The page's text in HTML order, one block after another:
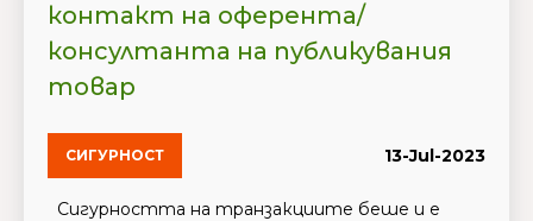
контакт на оферента/
консултанта на публикувания
товар
СИГУРНОСТ 13-Jul-2023
Сигурността на транзакциите беше и е